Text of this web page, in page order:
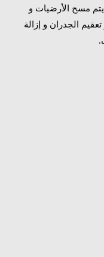
يتم مسح الأرضيات و
الجدران و إزالة